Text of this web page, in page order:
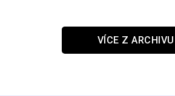
VÍCE Z ARCHIVU